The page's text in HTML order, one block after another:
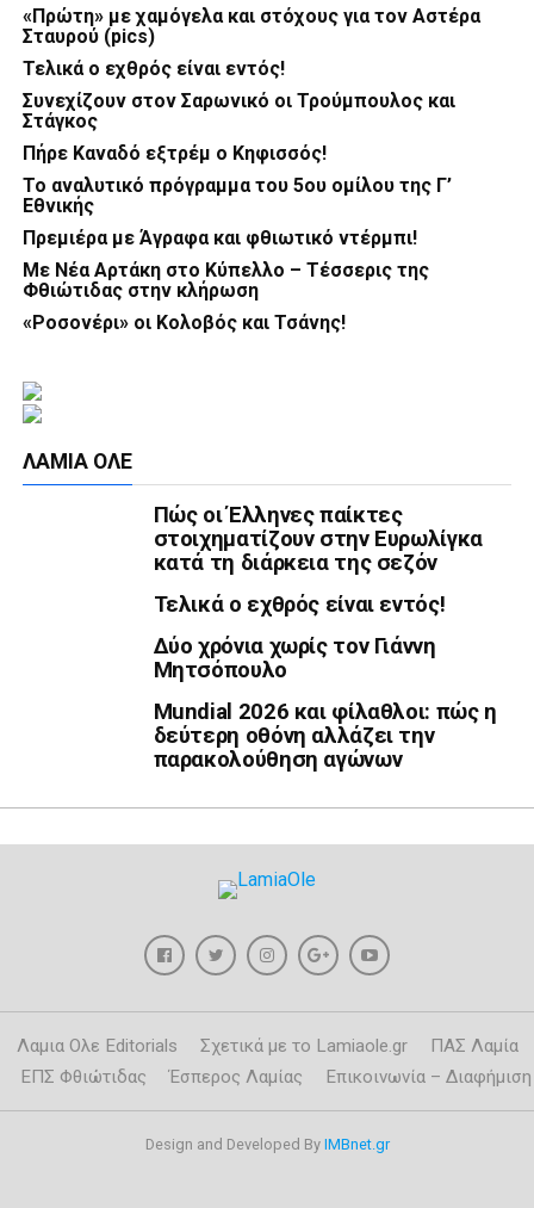
«Πρώτη» με χαμόγελα και στόχους για τον Αστέρα
Σταυρού (pics)
Τελικά ο εχθρός είναι εντός!
Συνεχίζουν στον Σαρωνικό οι Τρούμπουλος και
Στάγκος
Πήρε Καναδό εξτρέμ ο Κηφισσός!
Το αναλυτικό πρόγραμμα του 5ου ομίλου της Γ’
Εθνικής
Πρεμιέρα με Άγραφα και φθιωτικό ντέρμπι!
Με Νέα Αρτάκη στο Κύπελλο – Τέσσερις της
Φθιώτιδας στην κλήρωση
«Ροσονέρι» οι Κολοβός και Τσάνης!
ΛΑΜΙΑ ΟΛΕ
Πώς οι Έλληνες παίκτες
στοιχηματίζουν στην Ευρωλίγκα
κατά τη διάρκεια της σεζόν
Τελικά ο εχθρός είναι εντός!
Δύο χρόνια χωρίς τον Γιάννη
Μητσόπουλο
Mundial 2026 και φίλαθλοι: πώς η
δεύτερη οθόνη αλλάζει την
παρακολούθηση αγώνων
Λαμια Ολε Editorials Σχετικά με το Lamiaole.gr
ΠΑΣ Λαμία
ΕΠΣ Φθιώτιδας
Έσπερος Λαμίας Επικοινωνία – Διαφήμιση
Design and Developed By IMBnet.gr